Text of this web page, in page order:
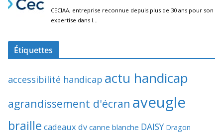
Étiquettes
accessibilité handicap actu handicap
agrandissement d'écran aveugle
braille cadeaux dv canne blanche DAISY Dragon